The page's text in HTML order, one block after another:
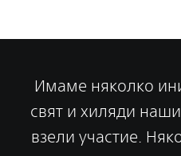
Имаме няколко
свят и хиляди
взели участие.